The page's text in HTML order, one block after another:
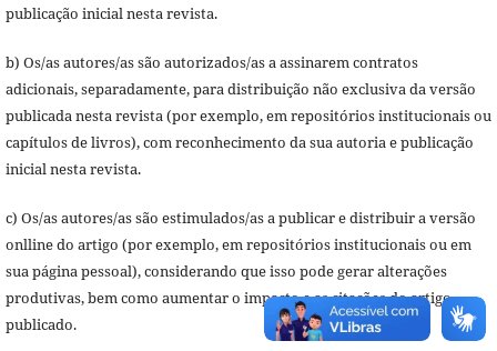
publicação inicial nesta revista.
b) Os/as autores/as são autorizados/as a assinarem contratos
adicionais, separadamente, para distribuição não exclusiva da versão
publicada nesta revista (por exemplo, em repositórios institucionais ou
capítulos de livros), com reconhecimento da sua autoria e publicação
inicial nesta revista.
c) Os/as autores/as são estimulados/as a publicar e distribuir a versão
onlline do artigo (por exemplo, em repositórios institucionais ou em
sua página pessoal), considerando que isso pode gerar alterações
produtivas, bem como aumentar o impacto e as citações do artigo
publicado.